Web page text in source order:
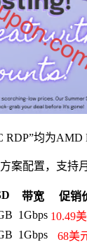
RDP”均为
案配置，支持
带宽 促销
1Gbps 10.49
1Gbps 68美